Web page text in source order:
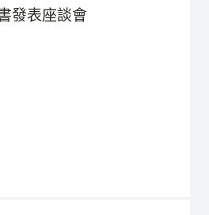
發表座談會